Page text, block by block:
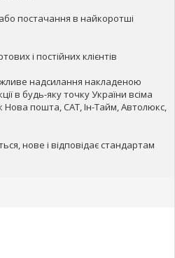
постачання в найкоротші
і постійних клієнтів
надсилання накладеною
в будь-яку точку України всіма
пошта, САТ, Ін-Тайм, Автолюкс,
нове і відповідає стандартам